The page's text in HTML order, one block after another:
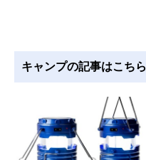
キャンプの記事はこちら